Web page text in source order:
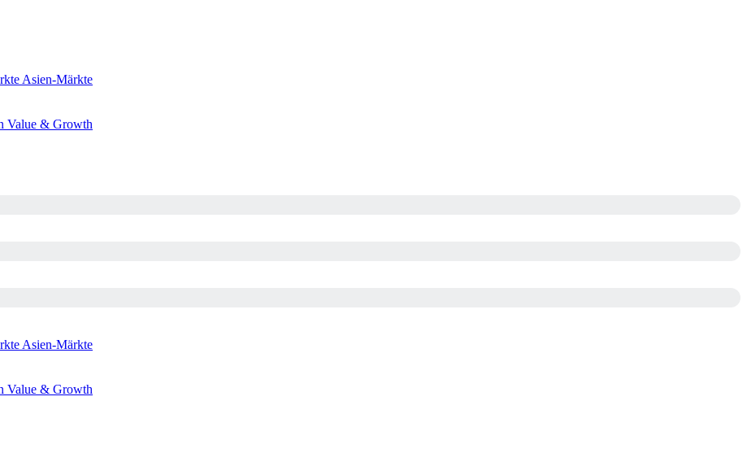
Asien-Märkte
Value & Growth
Asien-Märkte
Value & Growth